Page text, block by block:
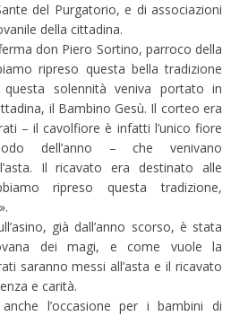
del Purgatorio, e di associazioni
della cittadina.
don Piero Sortino, parroco della
ripreso questa bella tradizione
solennità veniva portato in
il Bambino Gesù. Il corteo era
– il cavolfiore è infatti l’unico fiore
dell’anno – che venivano
Il ricavato era destinato alle
ripreso questa tradizione,
».
già dall’anno scorso, è stata
dei magi, e come vuole la
saranno messi all’asta e il ricavato
e carità.
l’occasione per i bambini di